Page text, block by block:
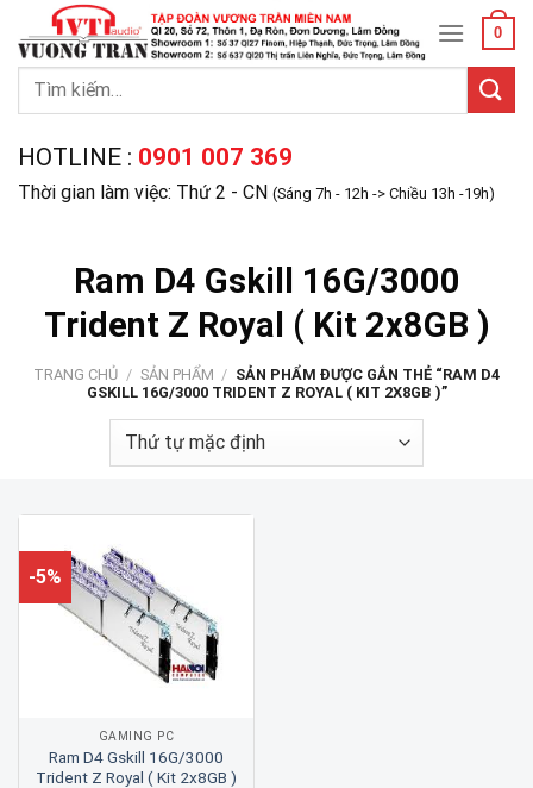
content
0
Tìm
HOTLINE : 0901 007 369
Thời gian làm việc: Thứ 2 - CN (Sáng 7h - 12h -> Chiều 13h -19h)
Ram D4 Gskill 16G/3000
Trident Z Royal ( Kit 2x8GB )
TRANG CHỦ / SẢN PHẨM / SẢN PHẨM ĐƯỢC GẮN THẺ “RAM D4
GSKILL 16G/3000 TRIDENT Z ROYAL ( KIT 2X8GB )”
-5%
GAMING PC
Ram D4 Gskill 16G/3000
Trident Z Royal ( Kit 2x8GB )